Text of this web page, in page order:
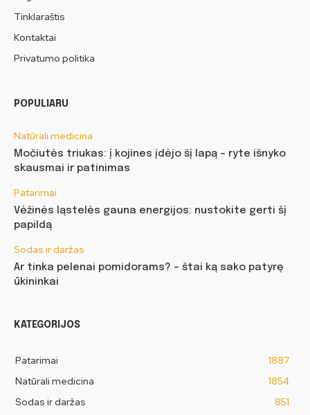
Tinklaraštis
Kontaktai
Privatumo politika
POPULIARU
Natūrali medicina
Močiutės triukas: į kojines įdėjo šį lapą – ryte išnyko
skausmai ir patinimas
Patarimai
Vėžinės ląstelės gauna energijos: nustokite gerti šį
papildą
Sodas ir daržas
Ar tinka pelenai pomidorams? – štai ką sako patyrę
ūkininkai
KATEGORIJOS
Patarimai
1887
Natūrali medicina
1854
Sodas ir daržas
851